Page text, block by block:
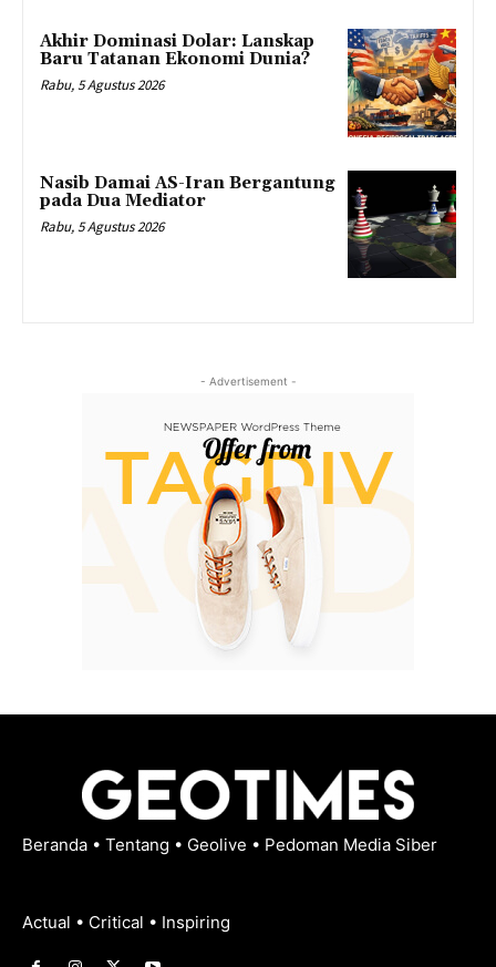
Akhir Dominasi Dolar: Lanskap
Baru Tatanan Ekonomi Dunia?
Rabu, 5 Agustus 2026
Nasib Damai AS-Iran Bergantung
pada Dua Mediator
Rabu, 5 Agustus 2026
- Advertisement -
Beranda • Tentang • Geolive • Pedoman Media Siber
Actual • Critical • Inspiring